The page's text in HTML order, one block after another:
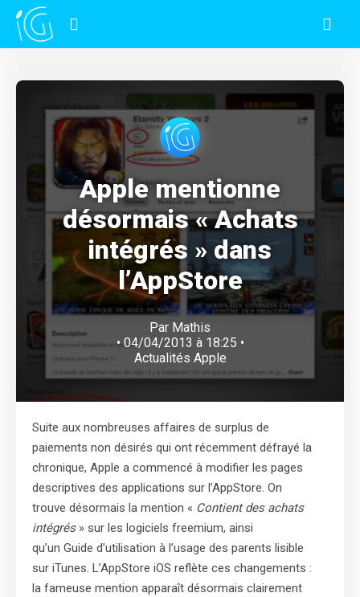
Apple mentionne
désormais « Achats
intégrés » dans
l’AppStore
Par Mathis
• 04/04/2013 à 18:25 •
Actualités Apple
Suite aux nombreuses affaires de surplus de
paiements non désirés qui ont récemment défrayé la
chronique, Apple a commencé à modifier les pages
descriptives des applications sur l’AppStore. On
trouve désormais la mention « Contient des achats
intégrés» sur les logiciels freemium, ainsi
qu’un Guide d’utilisation à l’usage des parents lisible
sur iTunes. L’AppStore iOS reflète ces changements :
la fameuse mention apparaît désormais clairement